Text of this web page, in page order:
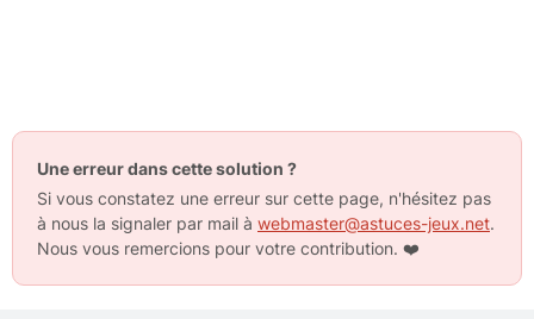
Une erreur dans cette solution ?
Si vous constatez une erreur sur cette page, n'hésitez pas
à nous la signaler par mail à webmaster@astuces-jeux.net.
Nous vous remercions pour votre contribution. ❤️